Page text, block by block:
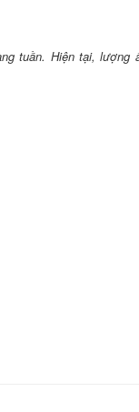
tuần. Hiện tại, lượng